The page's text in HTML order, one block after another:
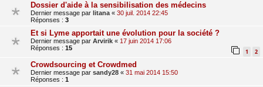
Dossier d'aide à la sensibilisation des médecins
Dernier message par litana « 30 juil. 2014 22:45
Réponses : 3
Et si Lyme apportait une évolution pour la société ?
Dernier message par Arvirik « 17 juin 2014 17:06
Réponses : 15 1 2
Crowdsourcing et Crowdmed
Dernier message par sandy28 « 31 mai 2014 15:50
Réponses : 1